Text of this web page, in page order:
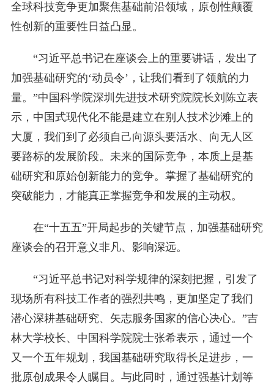
全球科技竞争更加聚焦基础前沿领域，原创性颠覆
性创新的重要性日益凸显。
“习近平总书记在座谈会上的重要讲话，发出了
加强基础研究的‘动员令’，让我们看到了领航的力
量。”中国科学院深圳先进技术研究院院长刘陈立表
示，中国式现代化不能是建立在别人技术沙滩上的
大厦，我们到了必须自己向源头要活水、向无人区
要路标的发展阶段。未来的国际竞争，本质上是基
础研究和原始创新能力的竞争。掌握了基础研究的
突破能力，才能真正掌握竞争和发展的主动权。
在“十五五”开局起步的关键节点，加强基础研究
座谈会的召开意义非凡、影响深远。
“习近平总书记对科学规律的深刻把握，引发了
现场所有科技工作者的强烈共鸣，更加坚定了我们
潜心深耕基础研究、矢志服务国家的信心决心。”吉
林大学校长、中国科学院院士张希表示，通过一个
又一个五年规划，我国基础研究取得长足进步，一
批原创成果令人瞩目。与此同时，通过强基计划等